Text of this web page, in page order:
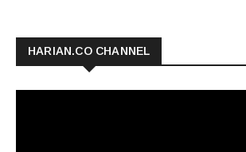
HARIAN.CO CHANNEL